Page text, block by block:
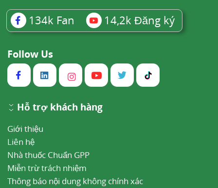
134k Fan 14,2k Đăng ký
Follow Us
Hỗ trợ khách hàng
Giới thiệu
Liên hệ
Nhà thuốc Chuẩn GPP
Miễn trừ trách nhiệm
Thông báo nội dung không chính xác